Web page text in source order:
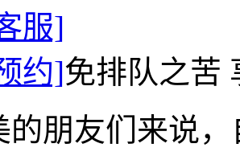
服]
约]免排队之苦
的朋友们来说